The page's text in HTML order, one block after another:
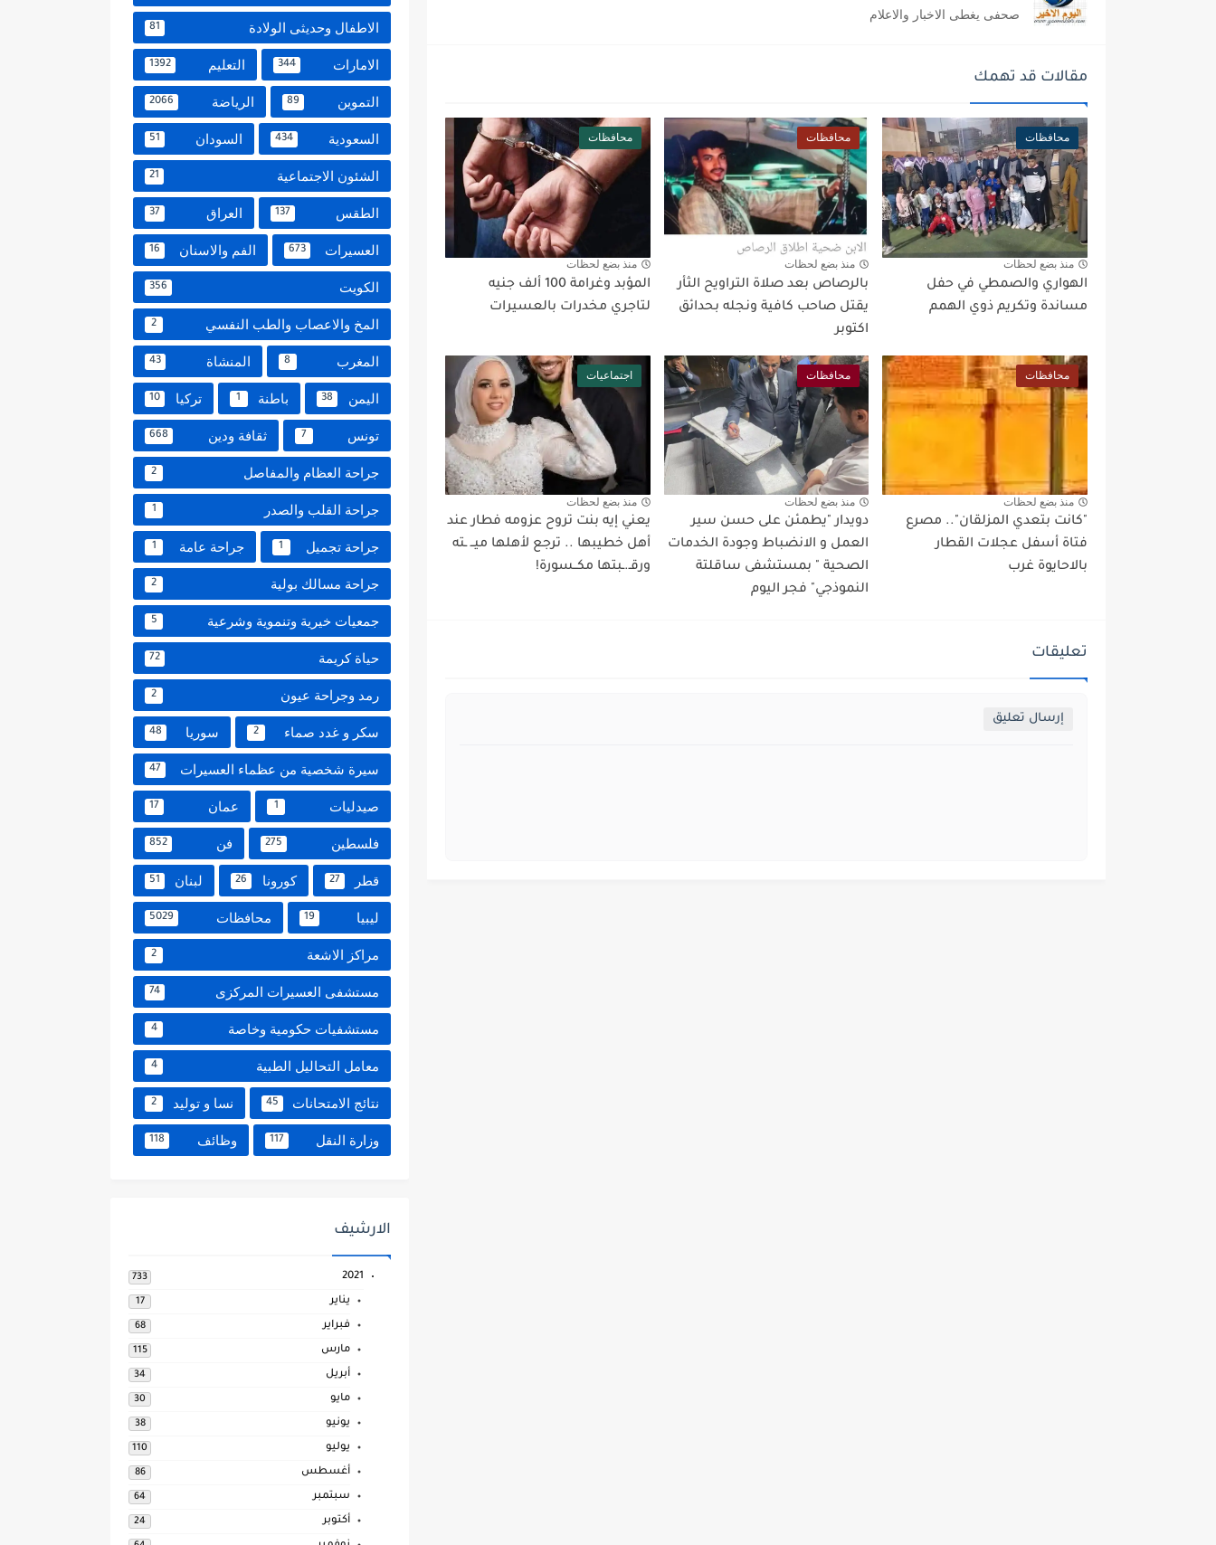
صحفى يغطى الاخبار والاعلام
مقالات قد تهمك
محافظات
منذ بضع لحظات
الهواري والصمطي في حفل
مساندة وتكريم ذوي الهمم
محافظات
منذ بضع لحظات
بالرصاص بعد صلاة التراويح الثأر
يقتل صاحب كافية ونجله بحدائق
اكتوبر
محافظات
منذ بضع لحظات
المؤبد وغرامة 100 ألف جنيه
لتاجري مخدرات بالعسيرات
محافظات
منذ بضع لحظات
"كانت بتعدي المزلقان".. مصرع
فتاة أسفل عجلات القطار
بالاحايوة غرب
محافظات
منذ بضع لحظات
دويدار "يطمئن على حسن سير
العمل و الانضباط وجودة الخدمات
الصحية " بمستشفى ساقلتة
النموذجي" فجر اليوم
اجتماعيات
منذ بضع لحظات
يعني إيه بنت تروح عزومه فطار عند
أهل خطيبها .. ترجع لأهلها ميــ ـته
ورقـ.ـبتها مكــسورة!
تعليقات
إرسال تعليق
الاطفال وحديثى الولادة 81
الامارات 344 التعليم 1392
التموين 89 الرياضة 2066
السعودية 434 السودان 51
الشئون الاجتماعية 21
الطقس 137 العراق 37
العسيرات 673 الفم والاسنان 16
الكويت 356
المخ والاعصاب والطب النفسي 2
المغرب 8 المنشاة 43
اليمن 38 باطنة 1 تركيا 10
تونس 7 ثقافة ودين 668
جراحة العظام والمفاصل 2
جراحة القلب والصدر 1
جراحة تجميل 1 جراحة عامة 1
جراحة مسالك بولية 2
جمعيات خيرية وتنموية وشرعية 5
حياة كريمة 72
رمد وجراحة عيون 2
سكر و غدد صماء 2 سوريا 48
سيرة شخصية من عظماء العسيرات 47
صيدليات 1 عمان 17
فلسطين 275 فن 852
قطر 27 كورونا 26 لبنان 51
ليبيا 19 محافظات 5029
مراكز الاشعة 2
مستشفى العسيرات المركزى 74
مستشفيات حكومية وخاصة 4
معامل التحاليل الطبية 4
نتائج الامتحانات 45 نسا و توليد 2
وزارة النقل 117 وظائف 118
الارشيف
2021
733
يناير 17
فبراير 68
مارس 115
أبريل 34
مايو 30
يونيو 38
يوليو 110
أغسطس 86
سبتمبر 64
أكتوبر 24